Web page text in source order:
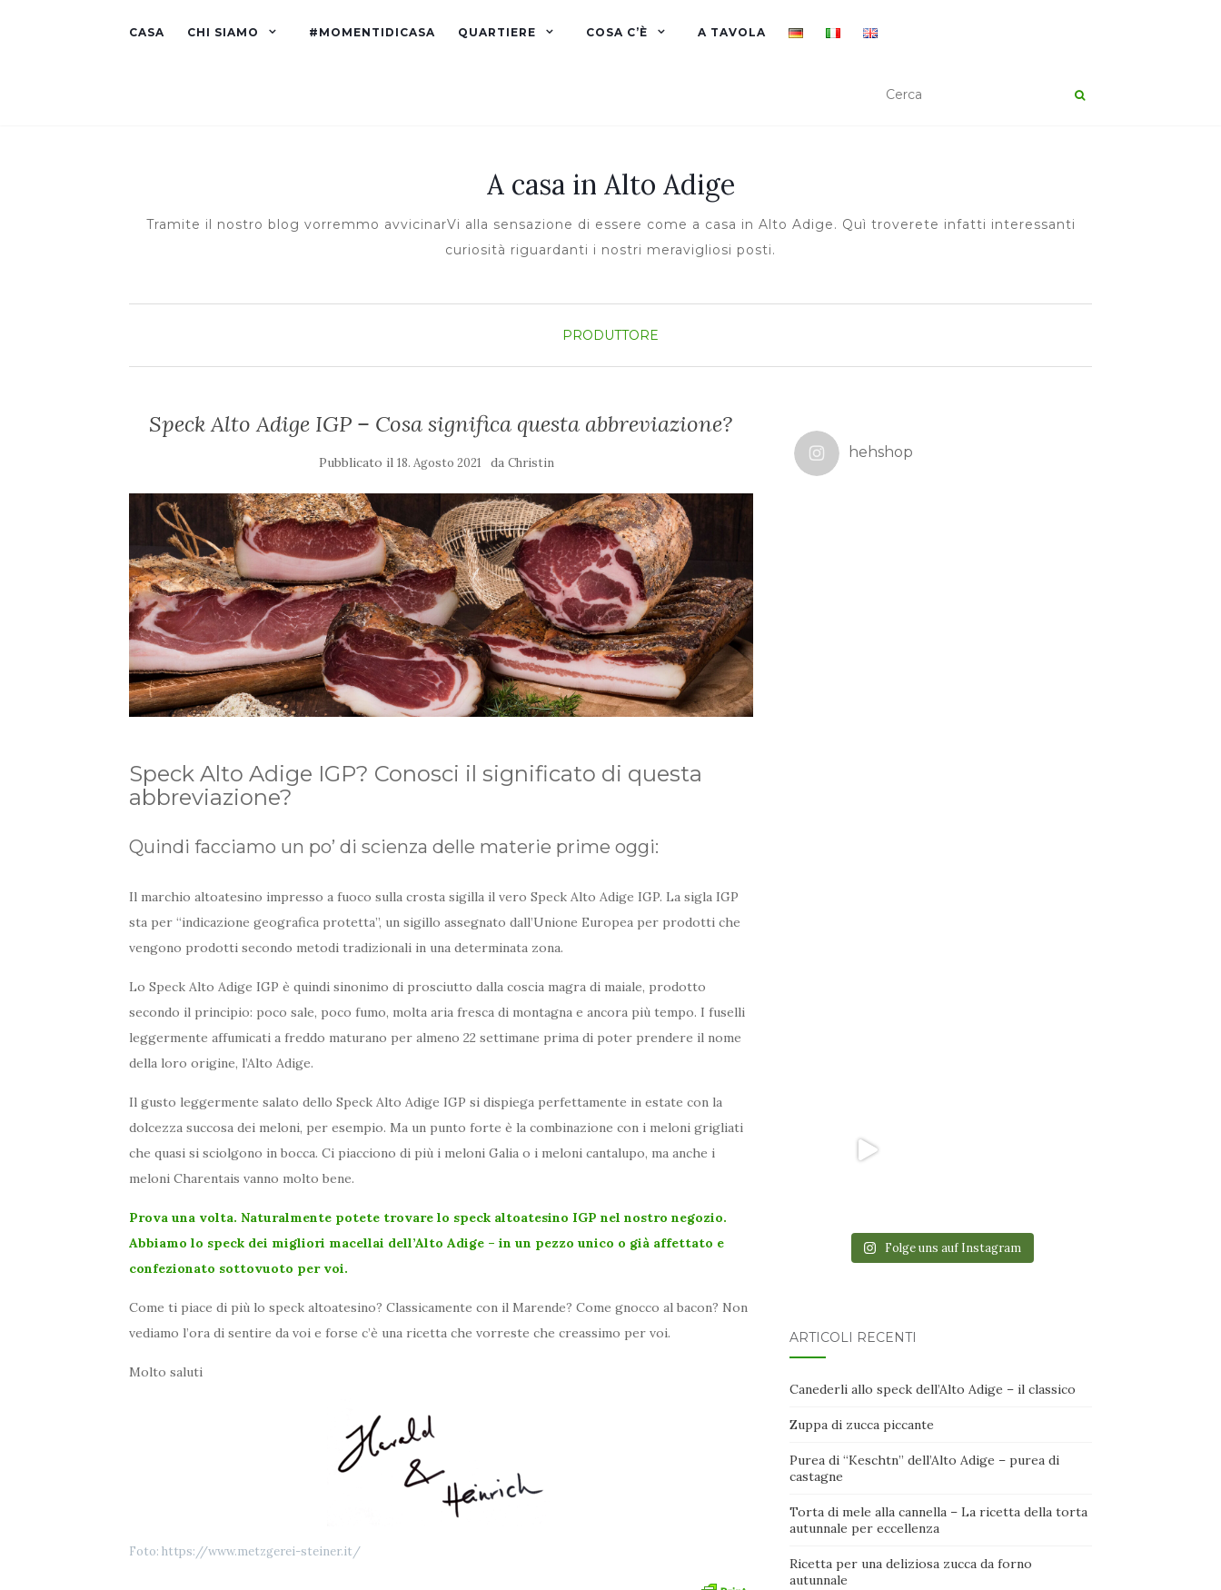
CASA CHI SIAMO #MOMENTIDICASA QUARTIERE COSA C’È A TAVOLA
A casa in Alto Adige
Tramite il nostro blog vorremmo avvicinarVi alla sensazione di essere come a casa in Alto Adige. Quì troverete infatti interessanti
curiosità riguardanti i nostri meravigliosi posti.
PRODUTTORE
Speck Alto Adige IGP – Cosa significa questa abbreviazione?
Pubblicato il 18. Agosto 2021 da Christin
Speck Alto Adige IGP? Conosci il significato di questa
abbreviazione?
Quindi facciamo un po’ di scienza delle materie prime oggi:
Il marchio altoatesino impresso a fuoco sulla crosta sigilla il vero Speck Alto Adige IGP. La sigla IGP
sta per “indicazione geografica protetta”, un sigillo assegnato dall’Unione Europea per prodotti che
vengono prodotti secondo metodi tradizionali in una determinata zona.
Lo Speck Alto Adige IGP è quindi sinonimo di prosciutto dalla coscia magra di maiale, prodotto
secondo il principio: poco sale, poco fumo, molta aria fresca di montagna e ancora più tempo. I fuselli
leggermente affumicati a freddo maturano per almeno 22 settimane prima di poter prendere il nome
della loro origine, l’Alto Adige.
Il gusto leggermente salato dello Speck Alto Adige IGP si dispiega perfettamente in estate con la
dolcezza succosa dei meloni, per esempio. Ma un punto forte è la combinazione con i meloni grigliati
che quasi si sciolgono in bocca. Ci piacciono di più i meloni Galia o i meloni cantalupo, ma anche i
meloni Charentais vanno molto bene.
Prova una volta. Naturalmente potete trovare lo speck altoatesino IGP nel nostro negozio.
Abbiamo lo speck dei migliori macellai dell’Alto Adige – in un pezzo unico o già affettato e
confezionato sottovuoto per voi.
Come ti piace di più lo speck altoatesino? Classicamente con il Marende? Come gnocco al bacon? Non
vediamo l’ora di sentire da voi e forse c’è una ricetta che vorreste che creassimo per voi.
Molto saluti
Foto: https://www.metzgerei-steiner.it/
hehshop
Folge uns auf Instagram
ARTICOLI RECENTI
Canederli allo speck dell’Alto Adige – il classico
Zuppa di zucca piccante
Purea di “Keschtn” dell’Alto Adige – purea di
castagne
Torta di mele alla cannella – La ricetta della torta
autunnale per eccellenza
Ricetta per una deliziosa zucca da forno
autunnale